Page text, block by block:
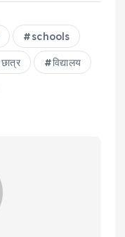
schools
छात्र विद्यालय